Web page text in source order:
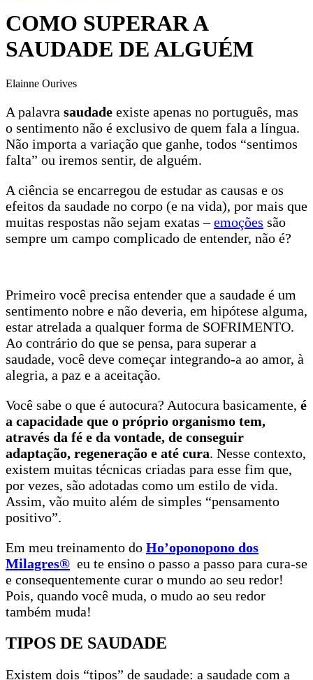
COMO SUPERAR A
SAUDADE DE ALGUÉM
Elainne Ourives
A palavra saudade existe apenas no português, mas
o sentimento não é exclusivo de quem fala a língua.
Não importa a variação que ganhe, todos “sentimos
falta” ou iremos sentir, de alguém.
A ciência se encarregou de estudar as causas e os
efeitos da saudade no corpo (e na vida), por mais que
muitas respostas não sejam exatas –emoções são
sempre um campo complicado de entender, não é?
Primeiro você precisa entender que a saudade é um
sentimento nobre e não deveria, em hipótese alguma,
estar atrelada a qualquer forma de SOFRIMENTO.
Ao contrário do que se pensa, para superar a
saudade, você deve começar integrando-a ao amor, à
alegria, a paz e a aceitação.
Você sabe o que é autocura? Autocura basicamente, é
a capacidade que o próprio organismo tem,
através da fé e da vontade, de conseguir
adaptação, regeneração e até cura. Nesse contexto,
existem muitas técnicas criadas para esse fim que,
por vezes, são adotadas como um estilo de vida.
Assim, vão muito além de simples “pensamento
positivo”.
Em meu treinamento do Ho’oponopono dos
Milagres® eu te ensino o passo a passo para cura-se
e consequentemente curar o mundo ao seu redor!
Pois, quando você muda, o mudo ao seu redor
também muda!
TIPOS DE SAUDADE
Existem dois “tipos” de saudade: a saudade com a